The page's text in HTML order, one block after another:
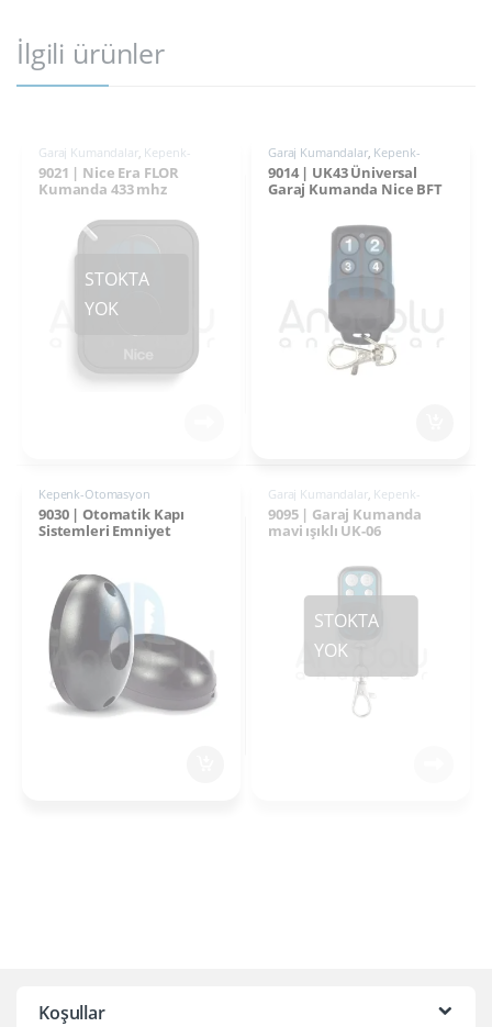
İlgili ürünler
Garaj Kumandalar, Kepenk-
Otomasyon
9021 | Nice Era FLOR
Kumanda 433 mhz
Garaj Kumandalar, Kepenk-
Otomasyon
9014 | UK43 Üniversal
Garaj Kumanda Nice BFT
Uyumlu 433MHz
Kepenk-Otomasyon
9030 | Otomatik Kapı
Sistemleri Emniyet
Garaj Kumandalar, Kepenk-
Otomasyon
9095 | Garaj Kumanda
mavi ışıklı UK-06
Koşullar